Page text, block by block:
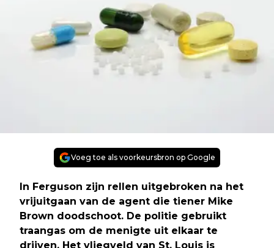
Voeg toe als voorkeursbron op Google
In Ferguson zijn rellen uitgebroken na het
vrijuitgaan van de agent die tiener Mike
Brown doodschoot. De politie gebruikt
traangas om de menigte uit elkaar te
drijven. Het vliegveld van St. Louis is